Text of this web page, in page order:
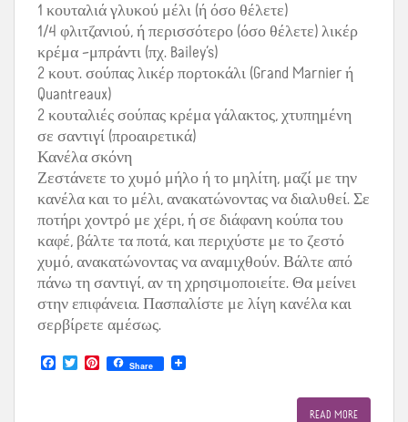
1 κουταλιά γλυκού μέλι (ή όσο θέλετε)
1/4 φλιτζανιού, ή περισσότερο (όσο θέλετε) λικέρ
κρέμα –μπράντι (πχ. Bailey’s)
2 κουτ. σούπας λικέρ πορτοκάλι (Grand Marnier ή
Quantreaux)
2 κουταλιές σούπας κρέμα γάλακτος, χτυπημένη
σε σαντιγί (προαιρετικά)
Κανέλα σκόνη
Ζεστάνετε το χυμό μήλο ή το μηλίτη, μαζί με την
κανέλα και το μέλι, ανακατώνοντας να διαλυθεί. Σε
ποτήρι χοντρό με χέρι, ή σε διάφανη κούπα του
καφέ, βάλτε τα ποτά, και περιχύστε με το ζεστό
χυμό, ανακατώνοντας να αναμιχθούν. Βάλτε από
πάνω τη σαντιγί, αν τη χρησιμοποιείτε. Θα μείνει
στην επιφάνεια. Πασπαλίστε με λίγη κανέλα και
σερβίρετε αμέσως.
T P Share
READ MORE